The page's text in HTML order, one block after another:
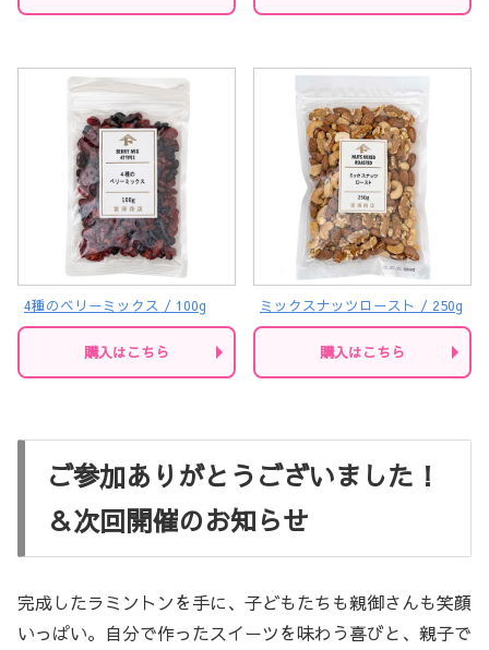
4種のベリーミックス / 100g
購入はこちら
ミックスナッツロースト / 250g
購入はこちら
ご参加ありがとうございました！
＆次回開催のお知らせ
完成したラミントンを手に、子どもたちも親御さんも笑顔
いっぱい。自分で作ったスイーツを味わう喜びと、親子で